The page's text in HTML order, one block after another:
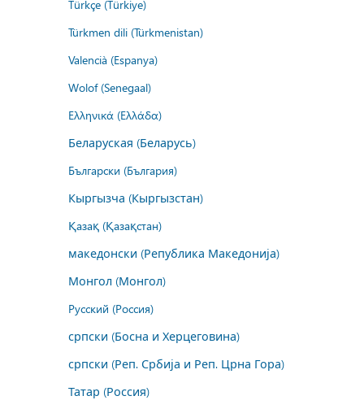
Türkçe (Türkiye)
Türkmen dili (Türkmenistan)
Valencià (Espanya)
Wolof (Senegaal)
Ελληνικά (Ελλάδα)
Беларуская (Беларусь)
Български (България)
Кыргызча (Кыргызстан)
Қазақ (Қазақстан)
македонски (Република Македонија)
Монгол (Монгол)
Русский (Россия)
српски (Босна и Херцеговина)
српски (Реп. Србија и Реп. Црна Гора)
Татар (Россия)